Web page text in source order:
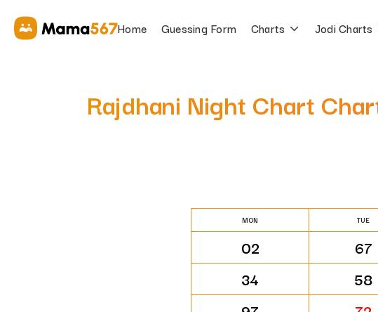
Home Guessing Form Charts Jodi Charts
Rajdhani Night Chart
MON TUE
02 67
34
58